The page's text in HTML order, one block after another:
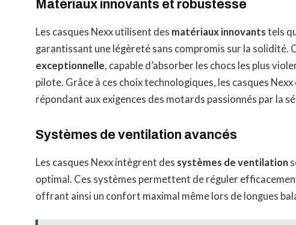
Matériaux innovants et robustesse
Les casques Nexx utilisent des matériaux innovants tels
garantissant une légèreté sans compromis sur la solidité.
exceptionnelle, capable d’absorber les chocs les plus
pilote. Grâce à ces choix technologiques, les casques
répondant aux exigences des motards passionnés par la
Systèmes de ventilation avancés
Les casques Nexx intègrent des systèmes de ventilation
optimal. Ces systèmes permettent de réguler
offrant ainsi un confort maximal même lors de longues